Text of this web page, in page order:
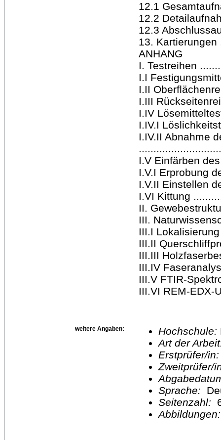
12.1
12.2
12.3
13.
ANHANG
I. Testreihen
I.I
I.II
I.III
I.IV
I.IV.I
I.IV.II Abnahme
I.V Einfärben
I.V.I Erprobung
I.V.II Einstellen
I.VI Kittung
II.
III.
III.I
III.II
III.III
III.IV
III.V FTIR-
III.VI REM-EDX-
weitere Angaben: Hochschule:
Art der
Erstprüfer/
Sprache:
Seitenzahl: